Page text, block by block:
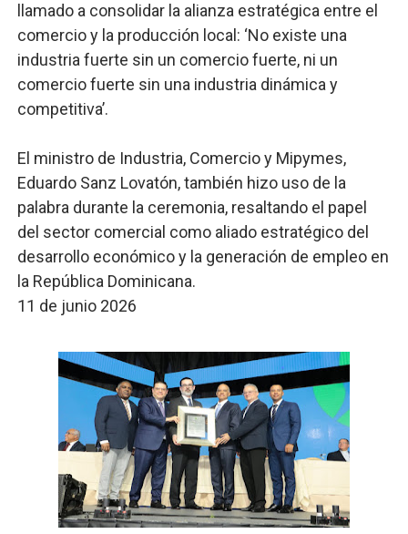
llamado a consolidar la alianza estratégica entre el
comercio y la producción local: ‘No existe una
industria fuerte sin un comercio fuerte, ni un
comercio fuerte sin una industria dinámica y
competitiva’.
El ministro de Industria, Comercio y Mipymes,
Eduardo Sanz Lovatón, también hizo uso de la
palabra durante la ceremonia, resaltando el papel
del sector comercial como aliado estratégico del
desarrollo económico y la generación de empleo en
la República Dominicana.
11 de junio 2026